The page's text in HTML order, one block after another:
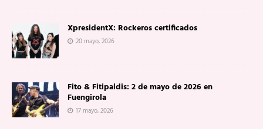
XpresidentX: Rockeros certificados
20 mayo, 2026
Fito & Fitipaldis: 2 de mayo de 2026 en
Fuengirola
17 mayo, 2026